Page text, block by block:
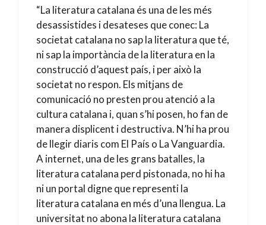
“La literatura catalana és una de les més
desassistides i desateses que conec: La
societat catalana no sap la literatura que té,
ni sap la importància de la literatura en la
construcció d’aquest país, i per això la
societat no respon. Els mitjans de
comunicació no presten prou atenció a la
cultura catalana i, quan s’hi posen, ho fan de
manera displicent i destructiva. N’hi ha prou
de llegir diaris com El País o La Vanguardia.
A internet, una de les grans batalles, la
literatura catalana perd pistonada, no hi ha
ni un portal digne que representi la
literatura catalana en més d’una llengua. La
universitat no abona la literatura catalana